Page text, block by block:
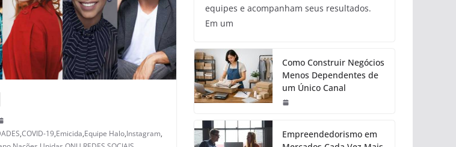
,COVID-19,Emicida,Equipe Halo,Instagram,
equipes e acompanham seus resultados.
Em um
Como Construir Negócios
Menos Dependentes de
um Único Canal
Empreendedorismo em